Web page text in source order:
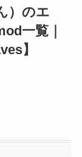
）のエ
一覧｜
】